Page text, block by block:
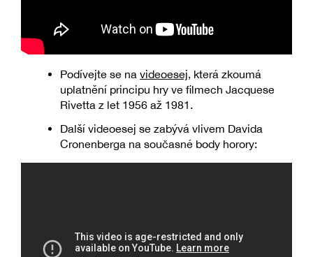
Podívejte se navideoesej , která zkoumá
uplatnění principu hry ve filmech Jacquese
Rivetta z let 1956 až 1981.
Další videoesej se zabývá vlivem Davida
Cronenberga na současné body horory: